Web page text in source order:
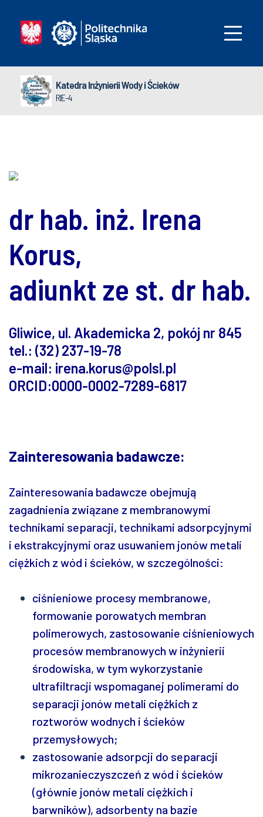
Katedra Inżynierii Wody i Ścieków
RIE-4
dr hab. inż. Irena
Korus,
adiunkt ze st. dr hab.
Gliwice, ul. Akademicka 2, pokój nr 845
tel.: (32) 237-19-78
e-mail: irena.korus@polsl.pl
ORCID:0000-0002-7289-6817
Zainteresowania badawcze:
Zainteresowania badawcze obejmują
zagadnienia związane z membranowymi
technikami separacji, technikami adsorpcyjnymi
i ekstrakcyjnymi oraz usuwaniem jonów metali
ciężkich z wód i ścieków, w szczególności:
ciśnieniowe procesy membranowe,
formowanie porowatych membran
polimerowych, zastosowanie ciśnieniowych
procesów membranowych w inżynierii
środowiska, w tym wykorzystanie
ultrafiltracji wspomaganej polimerami do
separacji jonów metali ciężkich z
roztworów wodnych i ścieków
przemysłowych;
zastosowanie adsorpcji do separacji
mikrozanieczyszczeń z wód i ścieków
(głównie jonów metali ciężkich i
barwników), adsorbenty na bazie